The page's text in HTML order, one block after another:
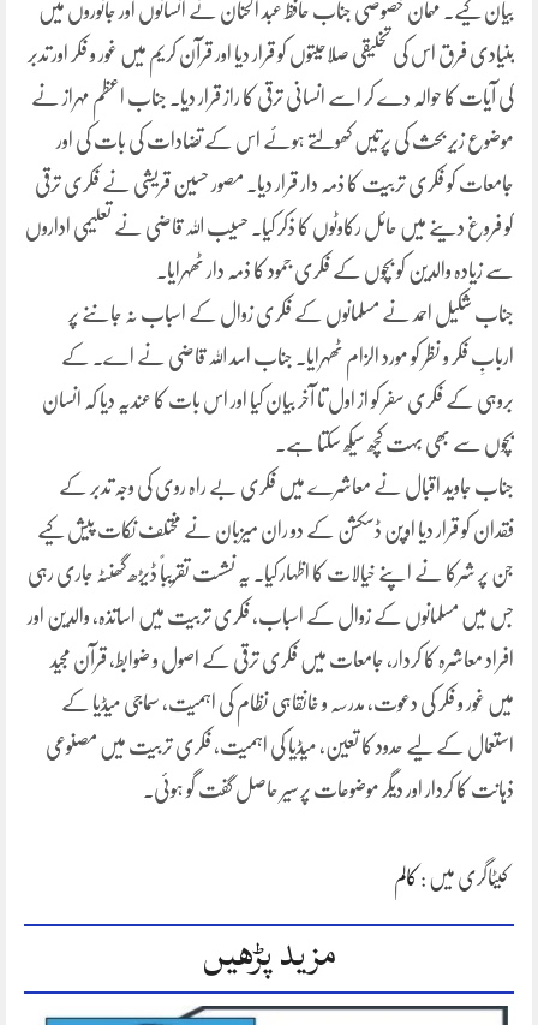
بیان کیے۔ مہمان خصوصی جناب حافظ عبد الحنان نے انسانوں اور جانوروں میں
بنیادی فرق اس کی تخلیقی صلاحیتوں کو قرار دیا اور قرآن کریم میں غور و فکر اور تدبر
کی آیات کا حوالہ دے کر اسے انسانی ترقی کا راز قرار دیا۔ جناب اعظم مہراز نے
موضوع زیرِ بحث کی پرتیں کھولتے ہوئے اس کے تضادات کی بات کی اور
جامعات کو فکری تربیت کا ذمہ دار قرار دیا۔ مصور حسین قریشی نے فکری ترقی
کو فروغ دینے میں حائل رکاوٹوں کا ذکر کیا۔ حسیب اللہ قاضی نے تعلیمی اداروں
سے زیادہ والدین کو بچوں کے فکری جمود کا ذمہ دار ٹھہرایا۔
جناب شکیل احمد نے مسلمانوں کے فکری زوال کے اسباب نہ جاننے پر
اربابِ فکر و نظر کو مورد الزام ٹھہرایا۔ جناب اسد اللہ قاضی نے اے۔ کے
بروہی کے فکری سفر کو از اول تا آخر بیان کیا اور اس بات کا عندیہ دیا کہ انسان
بچوں سے بھی بہت کچھ سیکھ سکتا ہے۔
جناب جاوید اقبال نے معاشرے میں فکری بے راہ روی کی وجہ تدبر کے
فقدان کو قرار دیا اوپن ڈسکشن کے دو ران میزبان نے مختلف نکات پیش کیے
جن پر شرکا نے اپنے خیالات کا اظہار کیا۔ یہ نشست تقریباً ڈیڑھ گھنٹہ جاری رہی
جس میں مسلمانوں کے زوال کے اسباب، فکری تربیت میں اساتذہ، والدین اور
افراد معاشرہ کا کردار، جامعات میں فکری ترقی کے اصول و ضوابط، قرآن مجید
میں غور و فکر کی دعوت، مدرسہ و خانقاہی نظام کی اہمیت، سماجی میڈیا کے
استعمال کے لیے حدود کا تعین، میڈیا کی اہمیت، فکری تربیت میں مصنوعی
ذہانت کا کردار اور دیگر موضوعات پر سیر حاصل گفت گو ہوئی۔
کیٹاگری میں : کالم
مزید پڑھیں